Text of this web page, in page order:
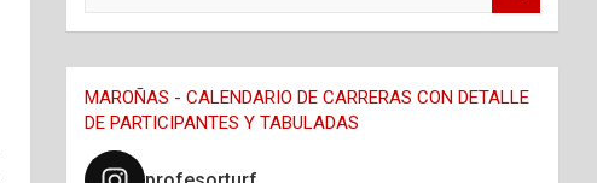
c
h
MAROÑAS - CALENDARIO DE CARRERAS CON DETALLE
DE PARTICIPANTES Y TABULADAS